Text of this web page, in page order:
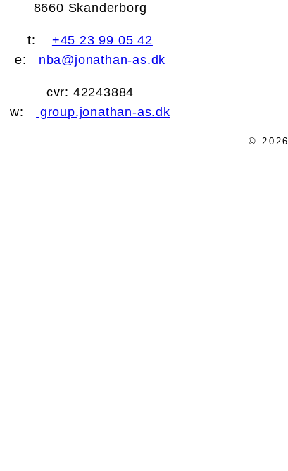
8660 Skanderborg
t: +45 23 99 05 42
e: nba@jonathan-as.dk
cvr: 42243884
w:
group.jonathan-as.dk
©2026